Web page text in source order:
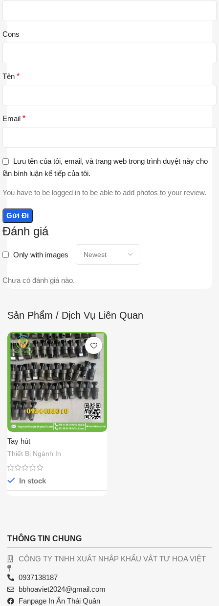
Đánh giá
Only with images
Chưa có đánh giá nào.
Cons
Tên *
Email *
Lưu tên của tôi, email, và trang web trong trình duyệt này cho
lần bình luận kế tiếp của tôi.
You have to be logged in to be able to add photos to your review.
Sản Phẩm / Dịch Vụ Liên Quan
Tay hút
Thiết Bị Ngành In
In stock
THÔNG TIN CHUNG
CÔNG TY TNHH XUẤT NHẬP KHẨU VẬT TƯ HOA VIỆT
0937138187
bbhoaviet2024@gmail.com
Fanpage In Ấn Thái Quân